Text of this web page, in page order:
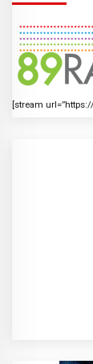
[stream